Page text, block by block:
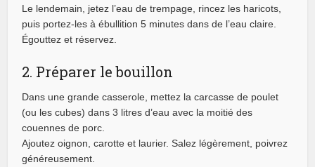
Le lendemain, jetez l’eau de trempage, rincez les haricots,
puis portez-les à ébullition 5 minutes dans de l’eau claire.
Égouttez et réservez.
2. Préparer le bouillon
Dans une grande casserole, mettez la carcasse de poulet
(ou les cubes) dans 3 litres d’eau avec la moitié des
couennes de porc.
Ajoutez oignon, carotte et laurier. Salez légèrement, poivrez
généreusement.